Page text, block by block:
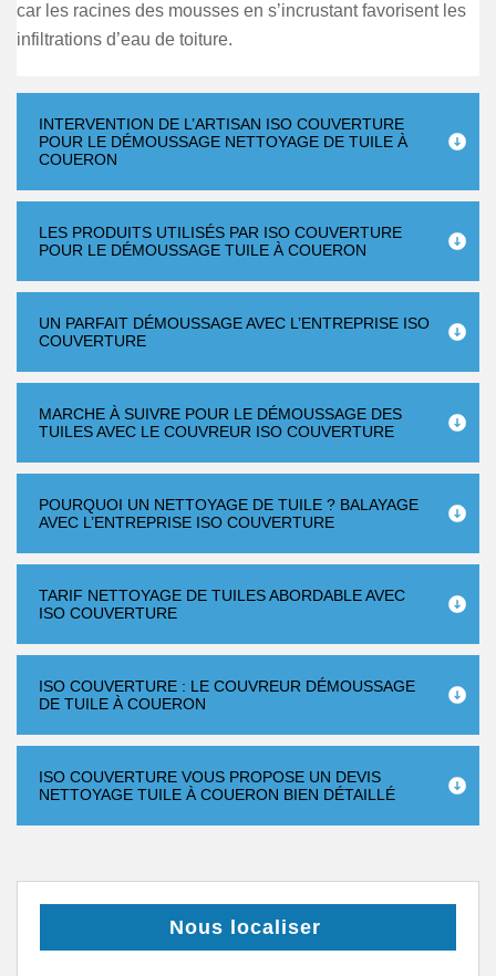
car les racines des mousses en s’incrustant favorisent les
infiltrations d’eau de toiture.
INTERVENTION DE L’ARTISAN ISO COUVERTURE
POUR LE DÉMOUSSAGE NETTOYAGE DE TUILE À
COUERON
LES PRODUITS UTILISÉS PAR ISO COUVERTURE
POUR LE DÉMOUSSAGE TUILE À COUERON
UN PARFAIT DÉMOUSSAGE AVEC L’ENTREPRISE ISO
COUVERTURE
MARCHE À SUIVRE POUR LE DÉMOUSSAGE DES
TUILES AVEC LE COUVREUR ISO COUVERTURE
POURQUOI UN NETTOYAGE DE TUILE ? BALAYAGE
AVEC L’ENTREPRISE ISO COUVERTURE
TARIF NETTOYAGE DE TUILES ABORDABLE AVEC
ISO COUVERTURE
ISO COUVERTURE : LE COUVREUR DÉMOUSSAGE
DE TUILE À COUERON
ISO COUVERTURE VOUS PROPOSE UN DEVIS
NETTOYAGE TUILE À COUERON BIEN DÉTAILLÉ
Nous localiser